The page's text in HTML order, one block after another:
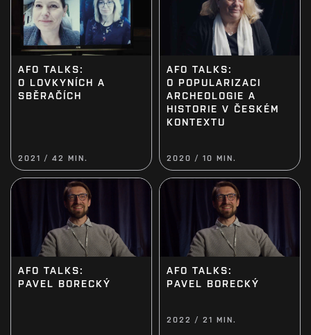
AFO TALKS:
O LOVKYNÍCH A
SBĚRAČÍCH
2021 / 42 MIN.
AFO TALKS:
O POPULARIZACI
ARCHEOLOGIE A
HISTORIE V ČESKÉM
KONTEXTU
2020 / 10 MIN.
AFO TALKS:
PAVEL BORECKÝ
AFO TALKS:
PAVEL BORECKÝ
2022 / 21 MIN.